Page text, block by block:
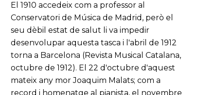
El 1910 accedeix com a professor al
Conservatori de Música de Madrid, però el
seu dèbil estat de salut li va impedir
desenvolupar aquesta tasca i l'abril de 1912
torna a Barcelona (Revista Musical Catalana,
octubre de 1912). El 22 d'octubre d'aquest
mateix any mor Joaquim Malats; com a
record i homenatge al pianista, el novembre